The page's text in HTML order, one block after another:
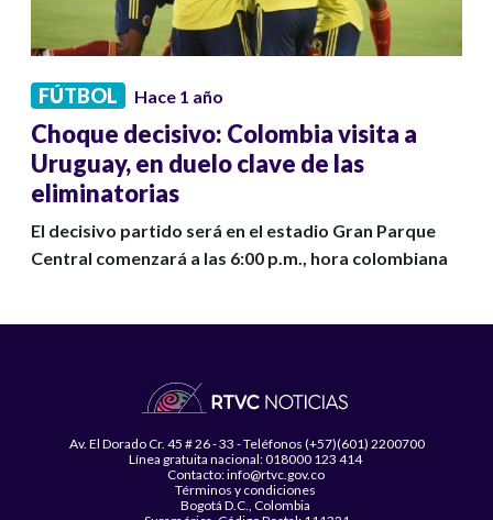
FÚTBOL Hace 1 año
Choque decisivo: Colombia visita a
Uruguay, en duelo clave de las
eliminatorias
El decisivo partido será en el estadio Gran Parque
Central comenzará a las 6:00 p.m., hora colombiana
Av. El Dorado Cr. 45 # 26 - 33 - Teléfonos (+57)(601) 2200700
Línea gratuita nacional: 018000 123 414
Contacto: info@rtvc.gov.co
Términos y condiciones
Bogotá D.C., Colombia